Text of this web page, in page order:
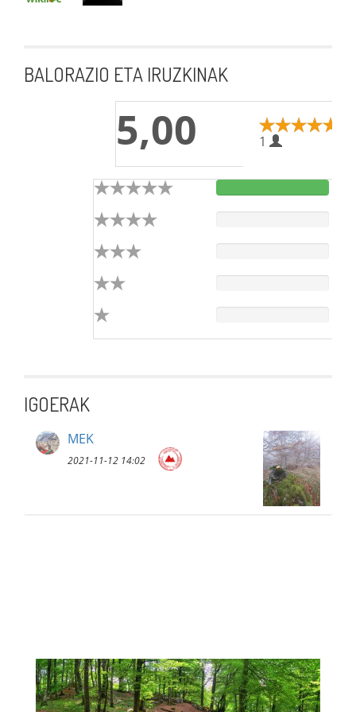
BALORAZIO ETA IRUZKINAK
5,00 1
IGOERAK
MEK
2021-11-12 14:02